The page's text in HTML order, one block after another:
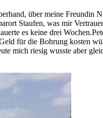
über meine Freundin
Staufen, was mir
es keine drei
für die Bohrung kosten
mich riesig wusste aber